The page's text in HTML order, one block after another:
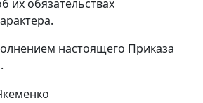
их обязательствах
настоящего Приказа